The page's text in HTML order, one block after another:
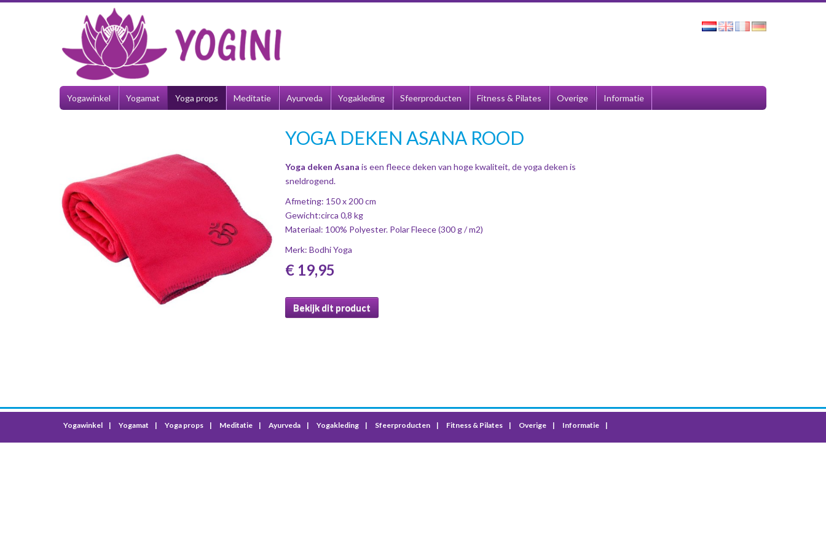
Yogawinkel Yogamat Yoga props Meditatie Ayurveda Yogakleding Sfeerproducten Fitness & Pilates Overige Informatie
YOGA DEKEN ASANA ROOD
Yoga deken Asanais een fleece deken van hoge kwaliteit, de yoga deken is
sneldrogend.
Afmeting: 150 x 200 cm
Gewicht:circa 0,8 kg
Materiaal: 100% Polyester. Polar Fleece (300 g / m2)
Merk: Bodhi Yoga
€ 19,95
Bekijk dit product
Yogawinkel Yogamat Yoga props Meditatie Ayurveda Yogakleding Sfeerproducten Fitness & Pilates Overige Informatie